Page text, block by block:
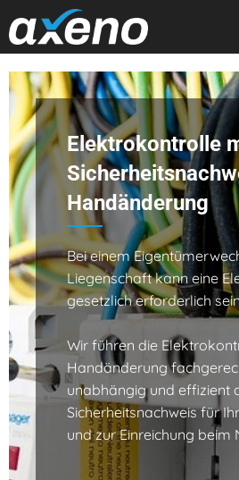
Elektrokontrolle
Handänderung
Bei einem
Liegenschaft kann eine
gesetzlich erforderlich
Wir führen die
Handänderung
unabhängig und effizient
Sicherheitsnachweis für
und zur Einreichung beim
Fragen & Antworten
Ablauf Elektrokontrolle
Vorschriften
die Firma
Team
Jobs
Cookie-Einstellungen